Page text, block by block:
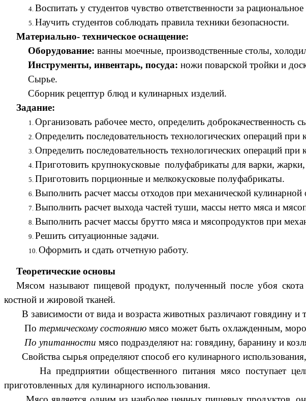
Воспитать у студентов чувство ответственности за
Научить студентов соблюдать правила техники безопасности.
Материально- техническое оснащение:
Оборудование: ванны моечные, производственные столы,
Инструменты, инвентарь, посуда:ножи поварской тройки и
Сырье.
Сборник рецептур блюд и кулинарных изделий.
Задание:
Организовать рабочее место, определить доброкачественность
Определить последовательность технологических операций
Определить последовательность технологических операций
Приготовить крупнокусковые полуфабрикаты для варки,
Приготовить порционные и мелкокусковые полуфабрикаты.
Выполнить расчет массы отходов при механической
Выполнить расчет выхода частей туши, массы нетто мяса и
Выполнить расчет массы брутто мяса и мясопродуктов при
Решить ситуационные задачи.
Оформить и сдать отчетную работу.
Теоретические основы
Мясом называют пищевой продукт, полученный после убоя
костной и жировой тканей.
В зависимости от вида и возраста животных различают говядину и
По термическому состоянию мясо может быть охлажденным,
По упитанности мясо подразделяют на: говядину, баранину и
Свойства сырья определяют способ его кулинарного
На предприятии общественного питания мясо поступает
приготовленных для кулинарного использования.